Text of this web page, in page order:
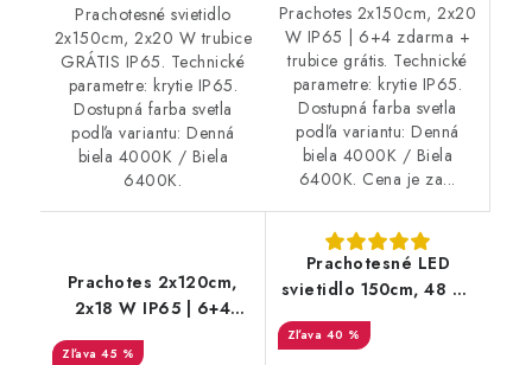
Prachotesné svietidlo
2x150cm, 2x20 W trubice
GRÁTIS IP65. Technické
parametre: krytie IP65.
Dostupná farba svetla
podľa variantu: Denná
biela 4000K / Biela
6400K.
Prachotes 2x150cm, 2x20
W IP65 | 6+4 zdarma +
trubice grátis. Technické
parametre: krytie IP65.
Dostupná farba svetla
podľa variantu: Denná
biela 4000K / Biela
6400K. Cena je za...
Prachotes 2x120cm,
2x18 W IP65 | 6+4
zdarma + trubice grátis
45 %
Prachotesné LED
svietidlo 150cm, 48 W,
4000K, 6739 lm, IP65 |
4+4 zdarma
40 %